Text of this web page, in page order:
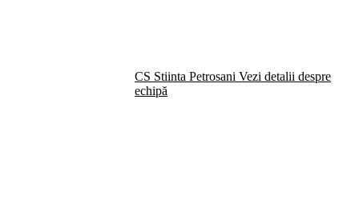
CS Stiinta Petrosani Vezi detalii despre
echipă